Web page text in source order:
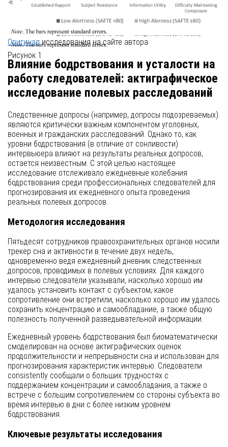
Рисунок 1
Оригиналисследования на сайте автора
Влияние бодрствования и усталости на
работу следователей: актиграфическое
исследование полевых расследований
Следственные допросы (например, допросы подозреваемых)
являются критически важным компонентом уголовных,
военных и гражданских расследований. Однако то, как
уровни бодрствования (в отличие от сонливости)
интервьюера влияют на результаты реальных допросов,
остается неизвестным. С этой целью настоящее
исследование отслеживало ежедневные колебания
бодрствования среди профессиональных следователей для
прогнозирования их ежедневного опыта проведения
реальных полевых допросов.
Методология исследования
Пятьдесят сотрудников правоохранительных органов носили
трекер сна и активности в течение двух недель,
одновременно ведя ежедневный дневник следственных
допросов, проводимых в полевых условиях. Для каждого
интервью следователи указывали, насколько хорошо им
удалось установить контакт с субъектом, какое
сопротивление они встретили, насколько хорошо им удалось
сохранить концентрацию и самообладание, а также общую
полезность полученной разведывательной информации.
Ежедневный уровень бодрствования был биоматематически
смоделирован на основе актиграфических оценок
продолжительности и непрерывности сна и использован для
прогнозирования характеристик интервью. Следователи
consistently сообщали о больших трудностях с
поддержанием концентрации и самообладания, а также о
встрече с большим сопротивлением со стороны субъекта во
время интервью в дни с более низким уровнем
бодрствования.
Ключевые результаты исследования